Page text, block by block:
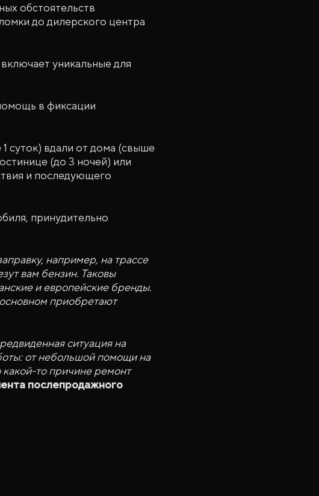
обстоятельств
до дилерского центра
уникальные для
в фиксации
суток) вдали от дома (свыше
(до 3 ночей) или
и последующего
принудительно
например, на трассе
вам бензин. Таковы
и европейские бренды.
приобретают
ситуация на
от небольшой помощи на
то причине ремонт
послепродажного